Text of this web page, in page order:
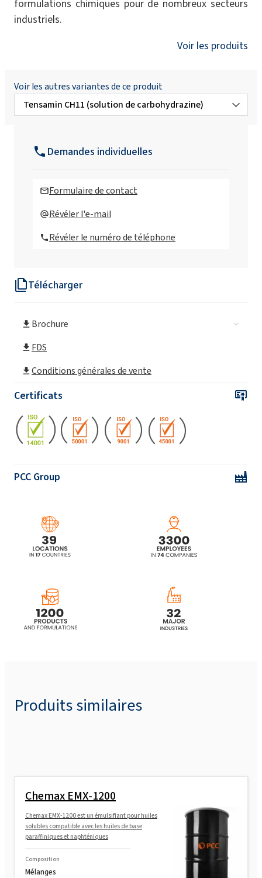
Télécharger
Brochure
FDS
Conditions générales de vente
Certificats
PCC Group
formulations chimiques pour de nombreux secteurs
industriels.
Voir les produits
Voir les autres variantes de ce produit
Tensamin CH11 (solution de carbohydrazine)
Tensamin OS
Demandes individuelles
Formulaire de contact
Révéler l'e-mail
Révéler le numéro de téléphone
Produits similaires
Chemax EMX-1200
Chemax EMX-1200 est un émulsifiant pour huiles
solubles compatible avec les huiles de base
paraffiniques et naphténiques
Composition
Mélanges